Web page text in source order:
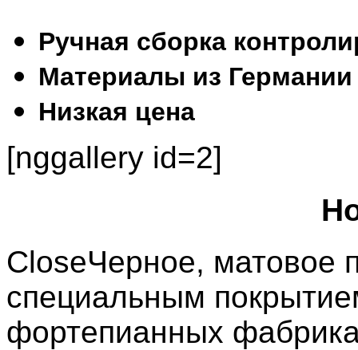
Ручная сборка
Материалы из
Низкая цена
[nggallery id=2]
CloseЧерное, матовое
специальным
фортепианных